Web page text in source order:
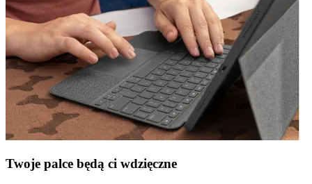
Twoje palce będą ci wdzięczne